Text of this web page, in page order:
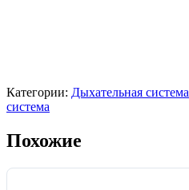
Категории: Дыхательная система
система
Похожие